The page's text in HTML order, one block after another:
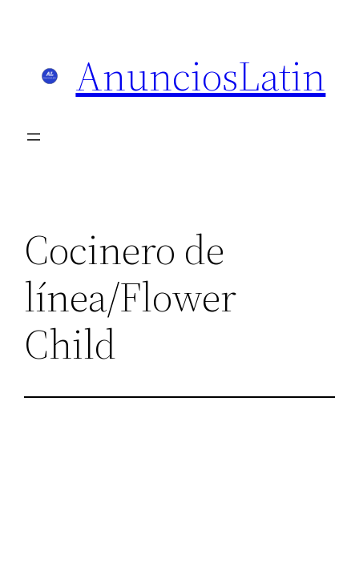
AnunciosLatin
Cocinero de
línea/Flower
Child